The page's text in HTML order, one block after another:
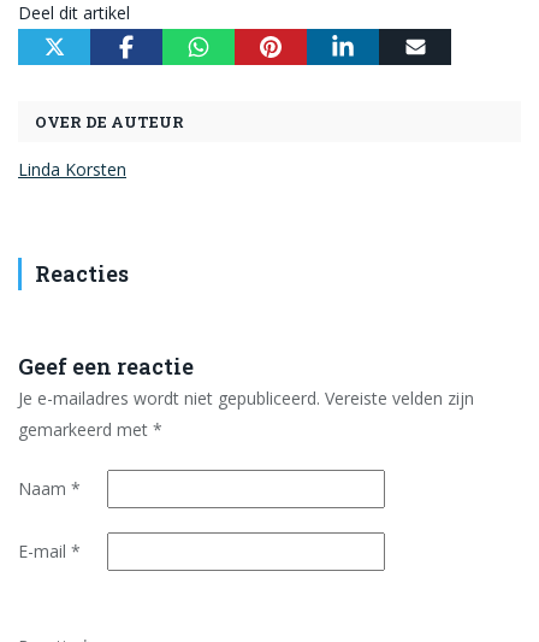
Deel dit artikel
OVER DE AUTEUR
Linda Korsten
Reacties
Geef een reactie
Je e-mailadres wordt niet gepubliceerd. Vereiste velden zijn
gemarkeerd met *
Naam *
E-mail *